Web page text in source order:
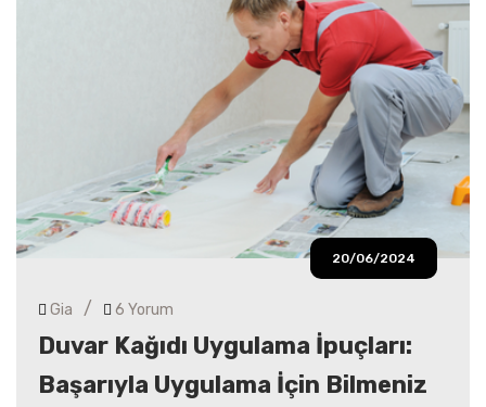
20/06/2024
Gia / 6 Yorum
Duvar Kağıdı Uygulama İpuçları:
Başarıyla Uygulama İçin Bilmeniz